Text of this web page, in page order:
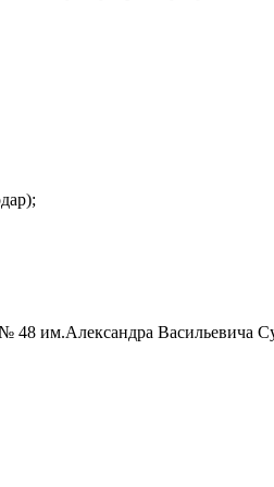
им.Александра Васильевича